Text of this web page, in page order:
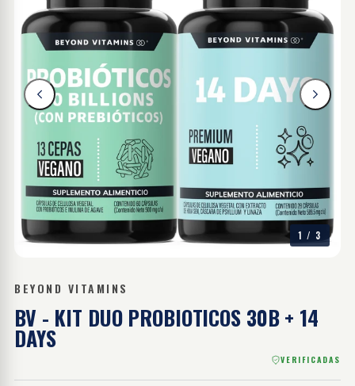
1 / 3
BEYOND VITAMINS
BV - KIT DUO PROBIOTICOS 30B + 14
DAYS
VERIFICADAS